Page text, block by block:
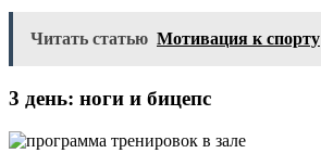
Читать статью Мотивация к спорту
3 день: ноги и бицепс